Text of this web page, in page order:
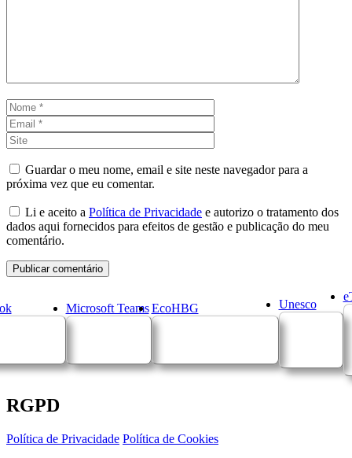
Nome
Guardar o meu nome, email e site neste navegador para a
próxima vez que eu comentar.
Li e aceito a Política de Privacidade e autorizo o tratamento dos
dados aqui fornecidos para efeitos de gestão e publicação do meu
comentário.
Microsoft Teams EcoHBG Unesco
RGPD
Política de Privacidade Política de Cookies